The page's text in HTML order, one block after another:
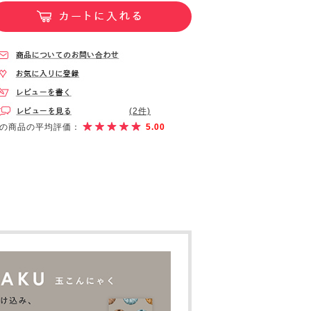
(2件)
商品の平均評価：
5.00